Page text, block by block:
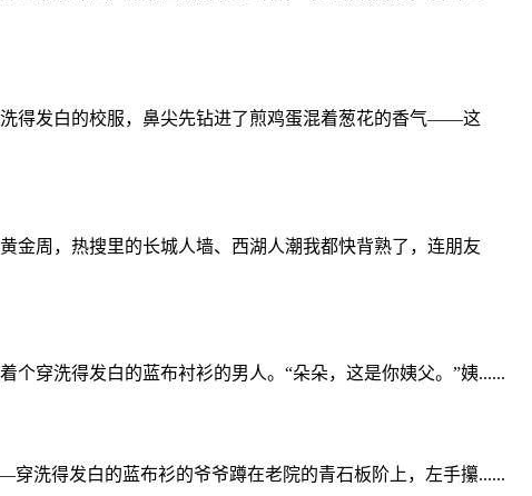
得发白的校服，鼻尖先钻进了煎鸡蛋混着葱花的香气——这
周，热搜里的长城人墙、西湖人潮我都快背熟了，连朋友
穿洗得发白的蓝布衬衫的男人。“朵朵，这是你姨父。”姨......
洗得发白的蓝布衫的爷爷蹲在老院的青石板阶上，左手攥......